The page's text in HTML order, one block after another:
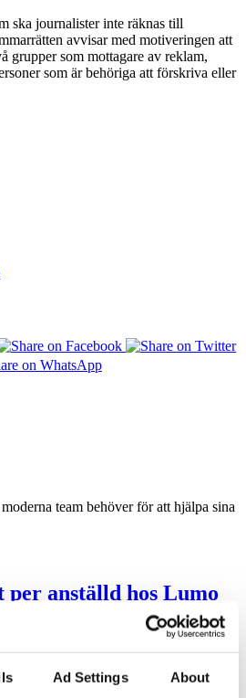
Ad Settings About
ska journalister inte räknas till
avvisar med motiveringen att
grupper som mottagare av reklam,
som är behöriga att förskriva eller
team behöver för att hjälpa sina
anställd hos Lumo
en rörelsemarginal på 41 procent